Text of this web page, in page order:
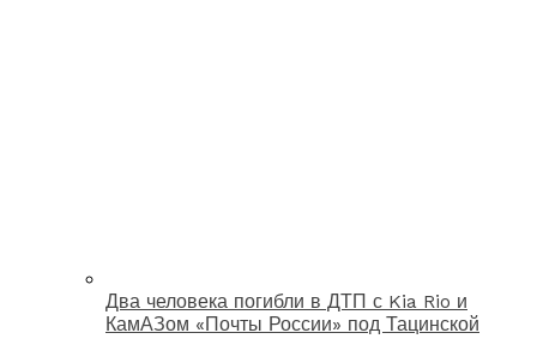
Два человека погибли в ДТП с Kia Rio и
КамАЗом «Почты России» под Тацинской